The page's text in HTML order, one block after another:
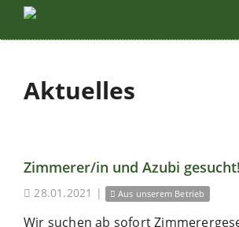
Aktuelles
Zimmerer/in und Azubi gesucht!
28.01.2021 | Aus unserem Betrieb
Wir suchen ab sofort